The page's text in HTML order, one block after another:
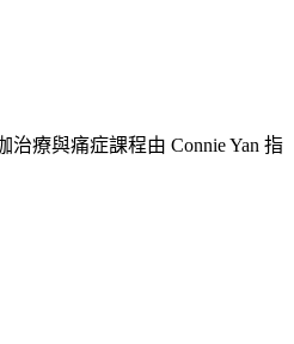
治療與痛症課程由 Connie Yan 指